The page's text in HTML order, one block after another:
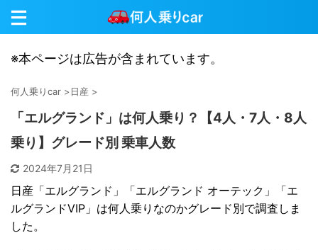
※本ページは広告が含まれています。
何人乗りcar >日産 >
「エルグランド」は何人乗り？【4人・7人・8人
乗り】グレード別 乗車人数
2024年7月21日
日産「エルグランド」「エルグランド オーテック」「エ
ルグランドVIP」は何人乗りなのかグレード別で調査しま
した。